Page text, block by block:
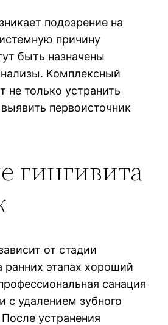
подозрение на
причину
быть назначены
Комплексный
не только устранить
первоисточник
гингивита
от стадии
ранних этапах хороший
санация
с удалением зубного
устранения